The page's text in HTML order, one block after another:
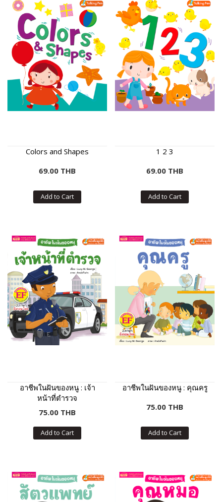
Colors and Shapes
69.00 THB
Add to Cart
1 2 3
69.00 THB
Add to Cart
อาชีพในฝันของหนู : เจ้า
หน้าที่ตำรวจ
75.00 THB
Add to Cart
อาชีพในฝันของหนู : คุณครู
75.00 THB
Add to Cart